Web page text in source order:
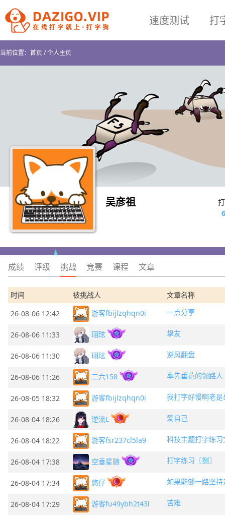
速度测试 打
当前位置： 首页/个人主页
吴彦祖
成绩 评级 挑战 竞赛 课程 文章
时间 被挑战人
文章名称
26-08-06 12:42
游客fbijlzqhqn0i 一点分享
26-08-06 11:33 珝玹 挚友
26-08-06 11:30 珝玹 逆风翻盘
26-08-06 11:26 二六158 率先垂范的领路人
26-08-05 18:32 游客fbijlzqhqn0i 我打字好慢啊老是
26-08-04 18:26 逆流L 爱自己
26-08-04 18:22 游客fsr237cl5la9 科技主题打字练习
26-08-04 17:38 空垂星随 打字练习〖捌〗
26-08-04 17:34 悠仔
26-08-04 17:29 游客fu49ybh2t43l 苦难